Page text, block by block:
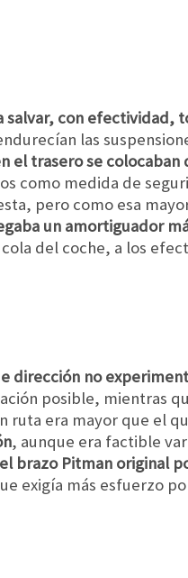
salvar, con efectividad,
las
el trasero se colocaban
como medida de
pero como esa
un amortiguador
del coche, a los
dirección no
posible, mientras
era mayor que el
, aunque era factible
brazo Pitman original
exigía más esfuerzo